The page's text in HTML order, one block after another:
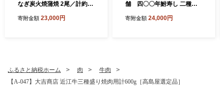
なぎ炭火焼蒲焼 2尾／計約27
寄附金額 23,000円
舗 四〇〇年鮒寿し 二種食
ク・大溝 甘露漬スライスパ
寄附金額 24,000円
ふるさと納税ホーム 肉
牛肉
【A-047】大吉商店 近江牛三種盛り焼肉用計600g［高島屋選定品］